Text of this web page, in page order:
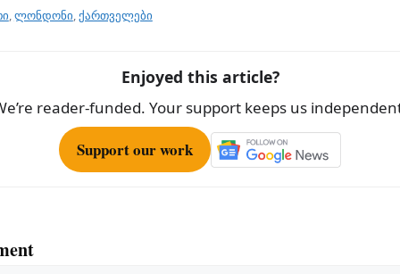
e
,ლონდონი,ქართველები
Enjoyed this article?
reader-funded. Your support keeps us
Support our work